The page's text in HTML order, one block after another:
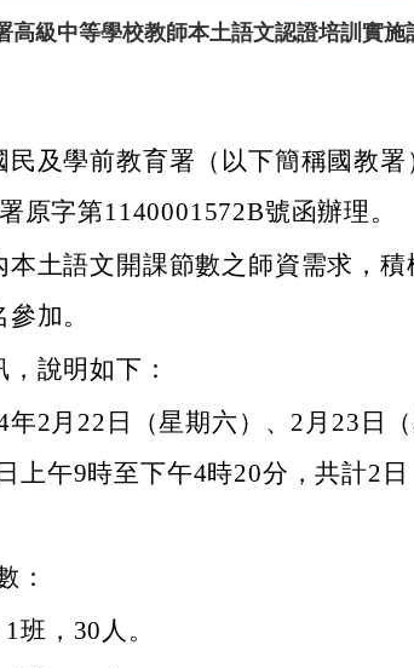
高級中等學校教師本土語文認證培訓實
民及學前教育署（以下簡稱國教署
原字第1140001572B號函辦理。
本土語文開課節數之師資需求，積
加。
說明如下：
年2月22日（星期六）、2月23日
上午9時至下午4時20分，共計2
：
班，30人。